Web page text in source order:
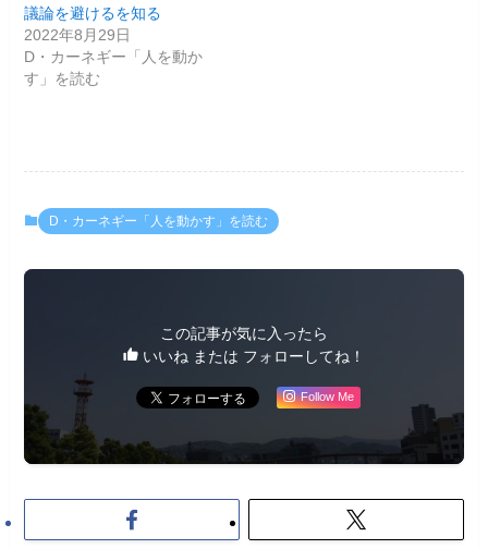
議論を避けるを知る
2022年8月29日
D・カーネギー「人を動か
す」を読む
D・カーネギー「人を動かす」を読む
この記事が気に入ったら
いいね または フォローしてね！
Follow Me